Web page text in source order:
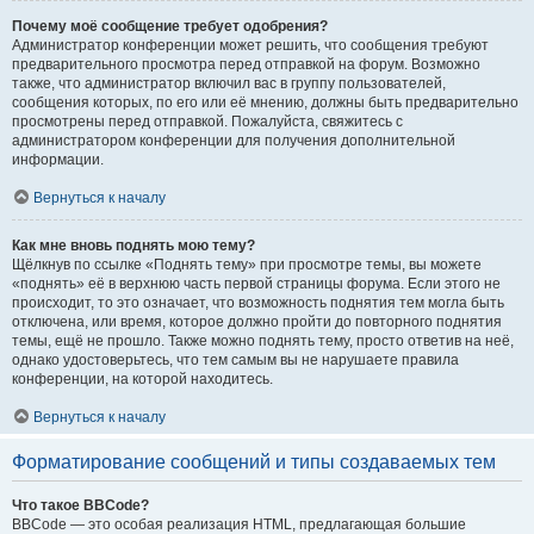
Почему моё сообщение требует одобрения?
Администратор конференции может решить, что сообщения требуют
предварительного просмотра перед отправкой на форум. Возможно
также, что администратор включил вас в группу пользователей,
сообщения которых, по его или её мнению, должны быть предварительно
просмотрены перед отправкой. Пожалуйста, свяжитесь с
администратором конференции для получения дополнительной
информации.
Вернуться к началу
Как мне вновь поднять мою тему?
Щёлкнув по ссылке «Поднять тему» при просмотре темы, вы можете
«поднять» её в верхнюю часть первой страницы форума. Если этого не
происходит, то это означает, что возможность поднятия тем могла быть
отключена, или время, которое должно пройти до повторного поднятия
темы, ещё не прошло. Также можно поднять тему, просто ответив на неё,
однако удостоверьтесь, что тем самым вы не нарушаете правила
конференции, на которой находитесь.
Вернуться к началу
Форматирование сообщений и типы создаваемых тем
Что такое BBCode?
BBCode — это особая реализация HTML, предлагающая большие